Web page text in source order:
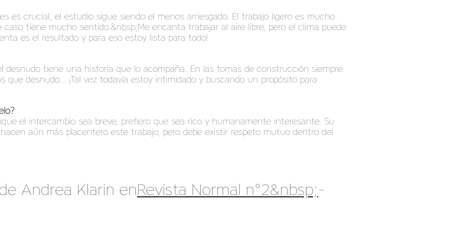
es crucial, el estudio sigue siendo el menos arriesgado. El trabajo ligero es mucho
tiene mucho sentido.&nbsp;Me encanta trabajar al aire libre, pero el clima puede
es el resultado y para eso estoy lista para todo!
desnudo tiene una historia que lo acompaña. En las tomas de construcción siempre
desnudo... ¡Tal vez todavía estoy intimidado y buscando un propósito para
el intercambio sea breve, prefiero que sea rico y humanamente interesante. Su
aún más placentero este trabajo, pero debe existir respeto mutuo dentro del
Andrea Klarin enRevista Normal n°2&nbsp;-